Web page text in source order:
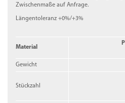
Zwischenmaße auf Anfrage.
Längentoleranz +0%/+3%
Material
Gewicht
Stückzahl